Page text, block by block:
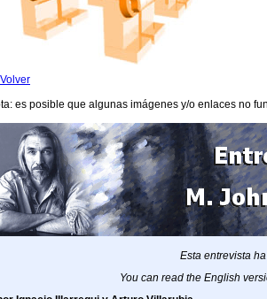
es posible que algunas imágenes y/o enlaces no
Esta entrevista
You can read the English